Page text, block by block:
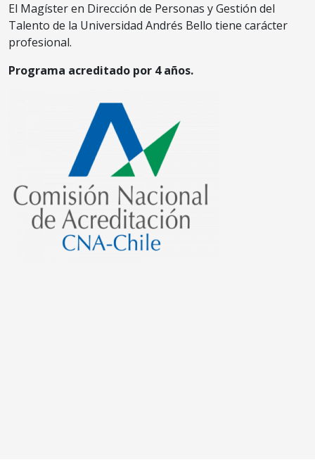
El Magíster en Dirección de Personas y Gestión del
Talento de la Universidad Andrés Bello tiene carácter
profesional.
Programa acreditado por 4 años.